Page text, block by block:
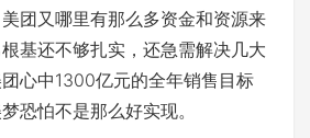
团又哪里有那么多资金和资源来
基还不够扎实，还急需解决几大
心中1300亿元的全年销售目标
恐怕不是那么好实现。